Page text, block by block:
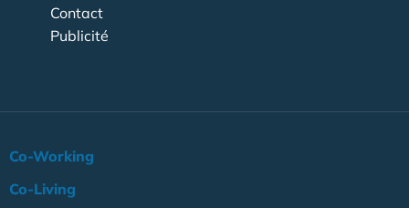
Contact
Publicité
Co-Working
Co-Living